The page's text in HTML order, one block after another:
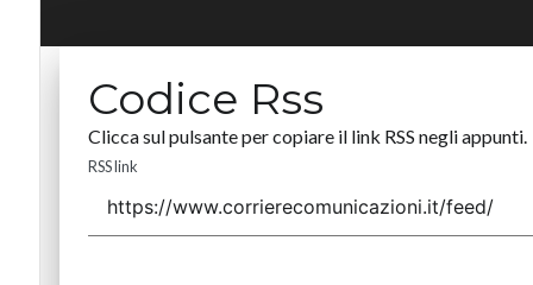
Codice Rss
Clicca sul pulsante per copiare il link RSS negli appunti.
RSS link